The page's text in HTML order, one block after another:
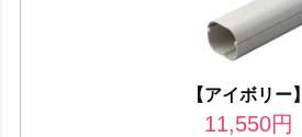
【アイボリー】
11,550円